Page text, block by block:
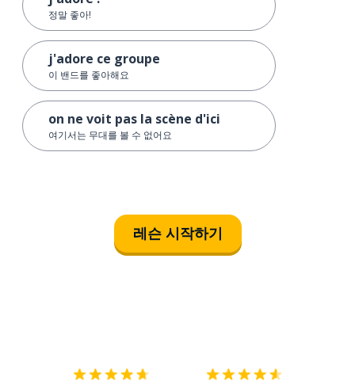
정말 좋아!
j'adore ce groupe
이 밴드를 좋아해요
on ne voit pas la scène d'ici
여기서는 무대를 볼 수 없어요
레슨 시작하기